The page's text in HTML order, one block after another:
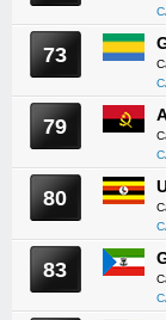
73
79
80
83